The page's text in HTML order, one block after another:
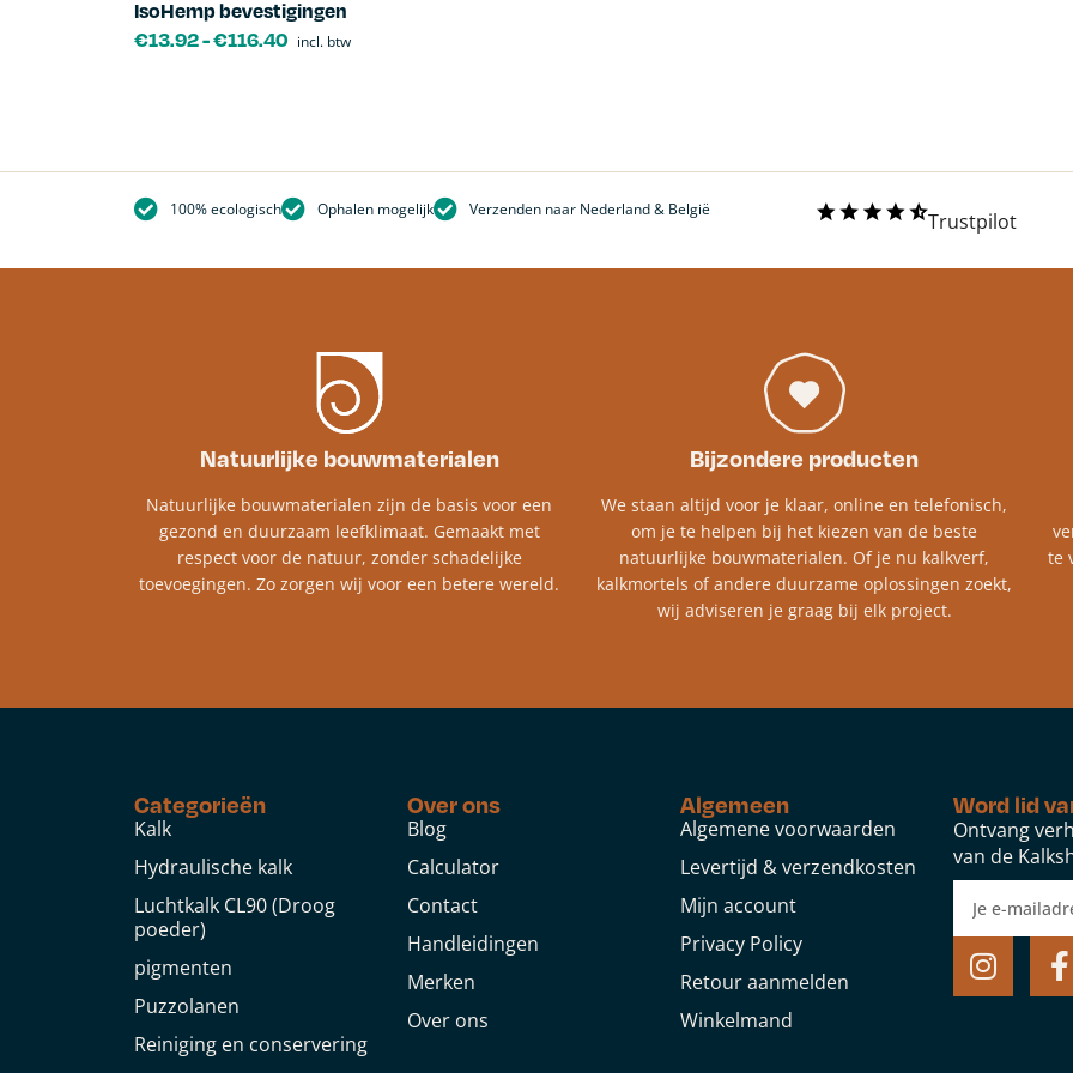
IsoHemp bevestigingen
€13.92-€116.40 incl. btw
100% ecologisch Ophalen mogelijk Verzenden naar Nederland & België Trustpilot
Natuurlijke bouwmaterialen
Natuurlijke bouwmaterialen zijn de basis voor een
gezond en duurzaam leefklimaat. Gemaakt met
respect voor de natuur, zonder schadelijke
toevoegingen. Zo zorgen wij voor een betere wereld.
Bijzondere producten
We staan altijd voor je klaar, online en telefonisch,
om je te helpen bij het kiezen van de beste
natuurlijke bouwmaterialen. Of je nu kalkverf,
kalkmortels of andere duurzame oplossingen zoekt,
wij adviseren je graag bij elk project.​
te
Categorieën
Kalk
Hydraulische kalk
Luchtkalk CL90 (Droog
poeder)
pigmenten
Puzzolanen
Reiniging en conservering
Over ons
Blog
Calculator
Contact
Handleidingen
Merken
Over ons
Algemeen
Algemene voorwaarden
Levertijd & verzendkosten
Mijn account
Privacy Policy
Retour aanmelden
Winkelmand
Word lid
Ontvang
van de